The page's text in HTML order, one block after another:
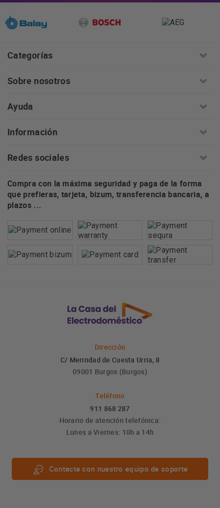
Categorías
Sobre nosotros
Ayuda
Información
Redes sociales
Compra con la máxima seguridad y paga de la forma
que prefieras, tarjeta, bizum, transferencia bancaria, a
plazos ...
Dirección
C/ Merindad de Cuesta Urria, 8
09001 Burgos (Burgos)
Teléfono
911 868 287
Horario de atención telefónica:
Lunes a Viernes: 10h a 14h
Contacte con nuestro equipo de soporte